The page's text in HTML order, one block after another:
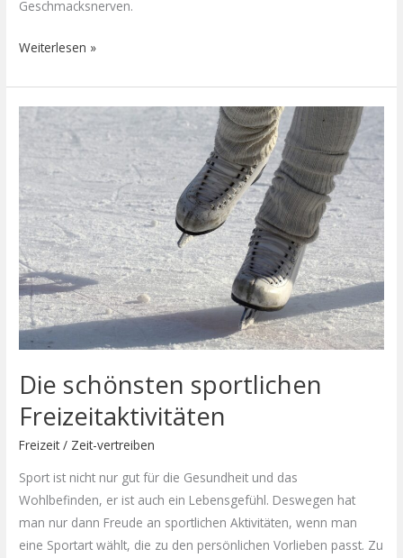
Geschmacksnerven.
Weiterlesen »
Die schönsten sportlichen
Freizeitaktivitäten
Freizeit/ Zeit-vertreiben
Sport ist nicht nur gut für die Gesundheit und das
Wohlbefinden, er ist auch ein Lebensgefühl. Deswegen hat
man nur dann Freude an sportlichen Aktivitäten, wenn man
eine Sportart wählt, die zu den persönlichen Vorlieben passt. Zu
Die
schönsten
sportlichen
Freizeitaktivitäten